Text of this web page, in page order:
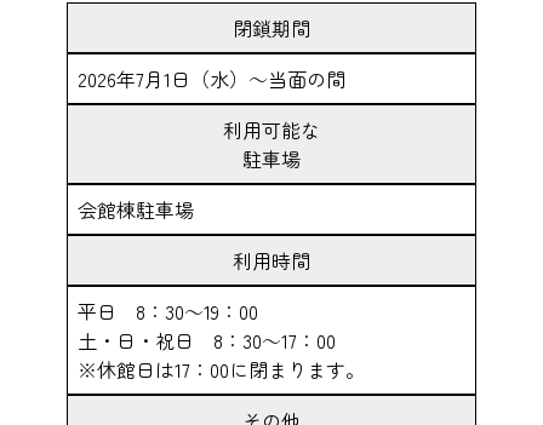
閉鎖期間
2026年7月1日（水）～当面の間
利用可能な
駐車場
会館棟駐車場
利用時間
平日 8：30～19：00
土・日・祝日 8：30～17：00
※休館日は17：00に閉まります。